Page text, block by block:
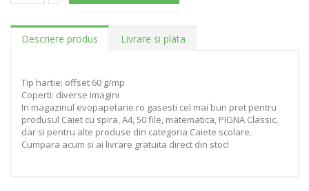
Descriere produs Livrare si plata
Tip hartie: offset 60 g/mp
Coperti: diverse imagini
In magazinul evopapetarie.ro gasesti cel mai bun pret pentru
produsul Caiet cu spira, A4, 50 file, matematica, PIGNA Classic,
dar si pentru alte produse din categoria Caiete scolare.
Cumpara acum si ai livrare gratuita direct din stoc!